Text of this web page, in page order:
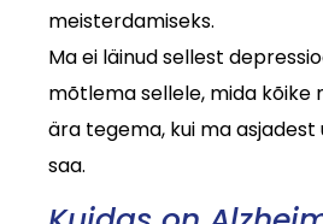
meisterdamiseks.
Ma ei läinud sellest
mõtlema sellele, mida kõike
ära tegema, kui ma asjadest
saa.